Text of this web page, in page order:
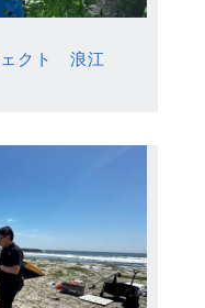
ェクト 浪江